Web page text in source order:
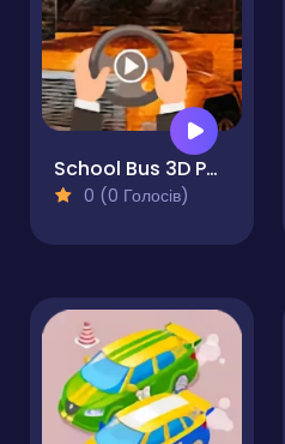
School Bus 3D Parking
0 (0 Голосів)